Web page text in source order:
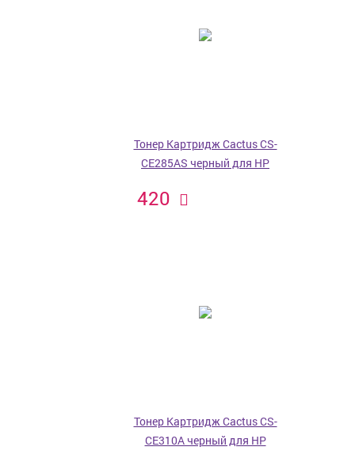
Тонер Картридж Cactus CS-
CE285AS черный для HP
420
Тонер Картридж Cactus CS-
CE310A черный для HP